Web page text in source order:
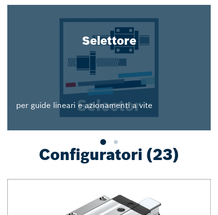
Selettore
per guide lineari e azionamenti a vite
Configuratori (23)